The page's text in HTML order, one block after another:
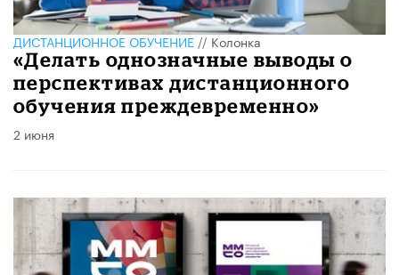
ДИСТАНЦИОННОЕ ОБУЧЕНИЕ//Колонка
«Делать однозначные выводы о
перспективах дистанционного
обучения преждевременно»
2 июня